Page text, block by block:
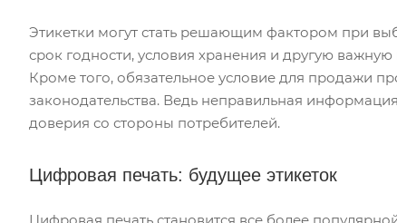
Этикетки могут стать решающим фактором при
срок годности, условия хранения и другую
Кроме того, обязательное условие для продажи
законодательства. Ведь неправильная
доверия со стороны потребителей.
Цифровая печать: будущее этикеток